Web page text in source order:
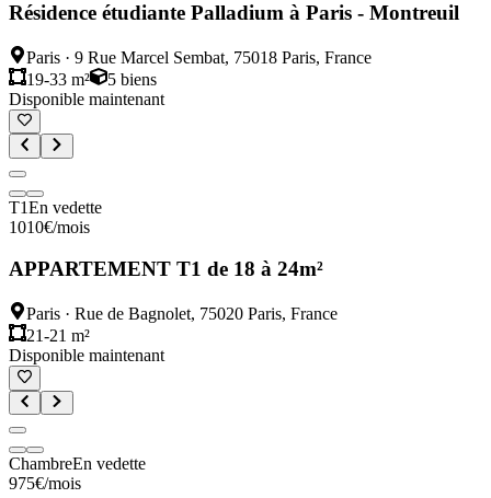
Résidence étudiante Palladium à Paris - Montreuil
Paris · 9 Rue Marcel Sembat, 75018 Paris, France
19-33 m²
5 biens
Disponible maintenant
T1En vedette
1010€/mois
APPARTEMENT T1 de 18 à 24m²
Paris · Rue de Bagnolet, 75020 Paris, France
21-21 m²
Disponible maintenant
ChambreEn vedette
975€/mois